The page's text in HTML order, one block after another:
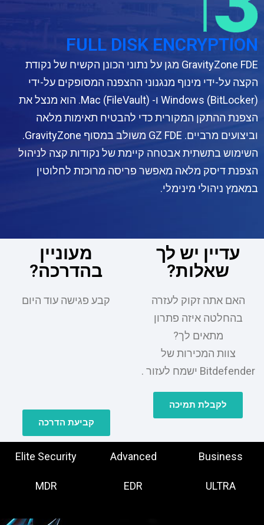
FULL DISK ENCRYPTION
GravityZone FDE מגן על נתוני הכונן הקשיח של נקודת
הקצה על-ידי מינוף מנגנוני ההצפנה המסופקים על-ידי
Windows (BitLocker) ו- Mac (FileVault). הוא מנצל את
הצפנת ההתקן המקורית כדי להבטיח תאימות מלאה
וביצועים מרביים. GZ FDE משולב במסוף GravityZone.
השימוש בתשתית אבטחה קיימת של נקודות קצה לניהול
הצפנת דיסק מלאה מאפשר פריסה מרוכזת לחלוטין
במאמץ ניהולי מינימלי.
עדיין יש לך
שאלות?
האם אתה זקוק לעזרה
בהחלטה איזה פתרון
מתאים לך?
צוות המכירות של
Bitdefender ישמח לעזור .
לקבלת תמיכה
מעוניין
בהדרכה?
קבע פגישה עוד היום
קביעת הדרכה
Business
Advanced
Elite Security
ULTRA
EDR
MDR